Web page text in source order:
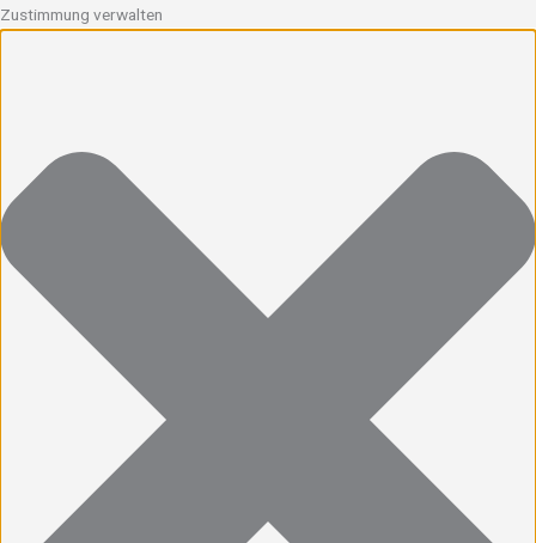
Zustimmung verwalten